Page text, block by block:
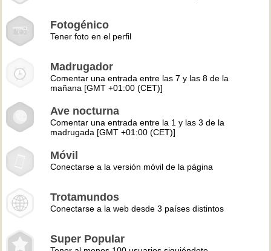
Fotogénico
Tener foto en el perfil
Madrugador
Comentar una entrada entre las 7 y las 8 de la
mañana [GMT +01:00 (CET)]
Ave nocturna
Comentar una entrada entre la 1 y las 3 de la
madrugada [GMT +01:00 (CET)]
Móvil
Conectarse a la versión móvil de la página
Trotamundos
Conectarse a la web desde 3 países distintos
Super Popular